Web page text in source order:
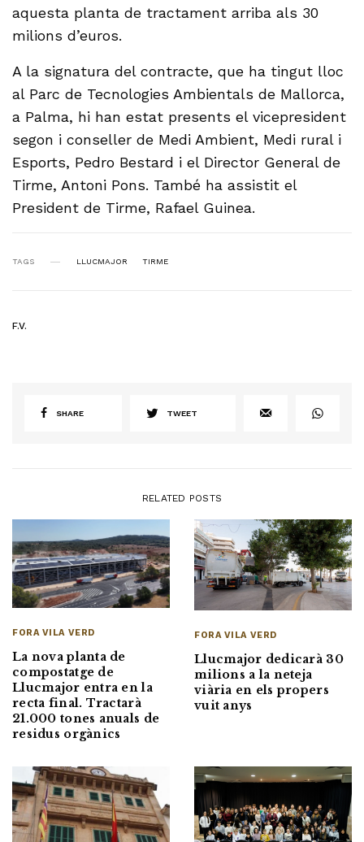
aquesta planta de tractament arriba als 30
milions d’euros.
A la signatura del contracte, que ha tingut lloc
al Parc de Tecnologies Ambientals de Mallorca,
a Palma, hi han estat presents el vicepresident
segon i conseller de Medi Ambient, Medi rural i
Esports, Pedro Bestard i el Director General de
Tirme, Antoni Pons. També ha assistit el
President de Tirme, Rafael Guinea.
TAGS LLUCMAJOR TIRME
F.V.
SHARE TWEET
RELATED POSTS
FORA VILA VERD
La nova planta de
compostatge de
Llucmajor entra en la
recta final. Tractarà
21.000 tones anuals de
residus orgànics
FORA VILA VERD
Llucmajor dedicarà 30
milions a la neteja
viària en els propers
vuit anys